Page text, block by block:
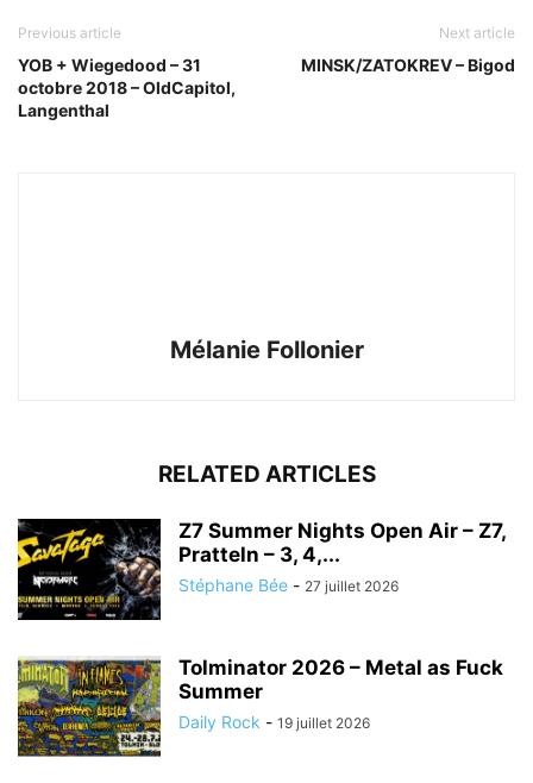
Previous article
YOB + Wiegedood – 31
octobre 2018 – OldCapitol,
Langenthal
Next article
MINSK/ZATOKREV – Bigod
Mélanie Follonier
RELATED ARTICLES
Z7 Summer Nights Open Air – Z7,
Pratteln – 3, 4,...
Stéphane Bée - 27 juillet 2026
Tolminator 2026 – Metal as Fuck
Summer
Daily Rock - 19 juillet 2026